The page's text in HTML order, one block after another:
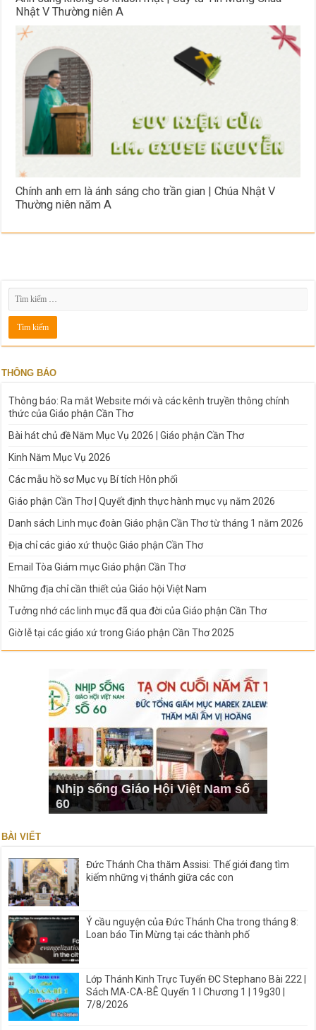
Nhật V Thường niên A
Chính anh em là ánh sáng cho trần gian | Chúa Nhật V
Thường niên năm A
THÔNG BÁO
Thông báo: Ra mắt Website mới và các kênh truyền thông chính
thức của Giáo phận Cần Thơ
Bài hát chủ đề Năm Mục Vụ 2026 | Giáo phận Cần Thơ
Kinh Năm Mục Vụ 2026
Các mẫu hồ sơ Mục vụ Bí tích Hôn phối
Giáo phận Cần Thơ | Quyết định thực hành mục vụ năm 2026
Danh sách Linh mục đoàn Giáo phận Cần Thơ từ tháng 1 năm 2026
Địa chỉ các giáo xứ thuộc Giáo phận Cần Thơ
Email Tòa Giám mục Giáo phận Cần Thơ
Những địa chỉ cần thiết của Giáo hội Việt Nam
Tưởng nhớ các linh mục đã qua đời của Giáo phận Cần Thơ
Giờ lễ tại các giáo xứ trong Giáo phận Cần Thơ 2025
Nhịp sống Giáo Hội Việt Nam số
60
BÀI VIẾT
Đức Thánh Cha thăm Assisi: Thế giới đang tìm
kiếm những vị thánh giữa các con
Ý cầu nguyện của Đức Thánh Cha trong tháng 8:
Loan báo Tin Mừng tại các thành phố
Lớp Thánh Kinh Trực Tuyến ĐC Stephano Bài 222 |
Sách MA-CA-BÊ Quyển 1 I Chương 1 | 19g30 |
7/8/2026